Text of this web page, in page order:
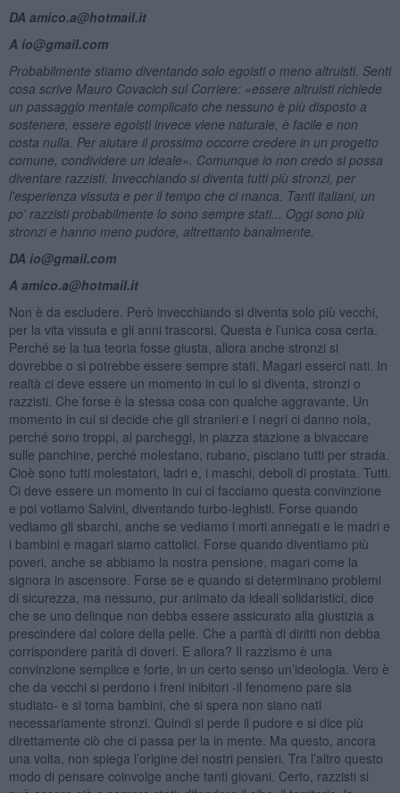
DA amico.a@hotmail.it
A io@gmail.com
Probabilmente stiamo diventando solo egoisti o meno altruisti. Senti
cosa scrive Mauro Covacich sul Corriere: «essere altruisti richiede
un passaggio mentale complicato che nessuno è più disposto a
sostenere, essere egoisti invece viene naturale, è facile e non
costa nulla. Per aiutare il prossimo occorre credere in un progetto
comune, condividere un ideale». Comunque io non credo si possa
diventare razzisti. Invecchiando si diventa tutti più stronzi, per
l'esperienza vissuta e per il tempo che ci manca. Tanti italiani, un
po' razzisti probabilmente lo sono sempre stati... Oggi sono più
stronzi e hanno meno pudore, altrettanto banalmente.
DA io@gmail.com
A amico.a@hotmail.it
Non è da escludere. Però invecchiando si diventa solo più vecchi,
per la vita vissuta e gli anni trascorsi. Questa è l’unica cosa certa.
Perché se la tua teoria fosse giusta, allora anche stronzi si
dovrebbe o si potrebbe essere sempre stati. Magari esserci nati. In
realtà ci deve essere un momento in cui lo si diventa, stronzi o
razzisti. Che forse è la stessa cosa con qualche aggravante. Un
momento in cui si decide che gli stranieri e i negri ci danno noia,
perché sono troppi, ai parcheggi, in piazza stazione a bivaccare
sulle panchine, perché molestano, rubano, pisciano tutti per strada.
Cioè sono tutti molestatori, ladri e, i maschi, deboli di prostata. Tutti.
Ci deve essere un momento in cui ci facciamo questa convinzione
e poi votiamo Salvini, diventando turbo-leghisti. Forse quando
vediamo gli sbarchi, anche se vediamo i morti annegati e le madri e
i bambini e magari siamo cattolici. Forse quando diventiamo più
poveri, anche se abbiamo la nostra pensione, magari come la
signora in ascensore. Forse se e quando si determinano problemi
di sicurezza, ma nessuno, pur animato da ideali solidaristici, dice
che se uno delinque non debba essere assicurato alla giustizia a
prescindere dal colore della pelle. Che a parità di diritti non debba
corrispondere parità di doveri. E allora? Il razzismo è una
convinzione semplice e forte, in un certo senso un’ideologia. Vero è
che da vecchi si perdono i freni inibitori -il fenomeno pare sia
studiato- e si torna bambini, che si spera non siano nati
necessariamente stronzi. Quindi si perde il pudore e si dice più
direttamente ciò che ci passa per la in mente. Ma questo, ancora
una volta, non spiega l’origine dei nostri pensieri. Tra l’altro questo
modo di pensare coinvolge anche tanti giovani. Certo, razzisti si